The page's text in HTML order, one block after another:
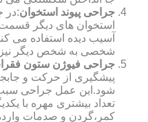
جراحی پیوند استخوان:در
استخوان های دیگر
آسیب دیده استفاده می
شخصی به شخص دیگر نیز
جراحی فیوژن ستون
پیشگیری از حرکت و
شود.این عمل جراحی
تعداد بیشتری مهره با
کمر،گردن و صدمات